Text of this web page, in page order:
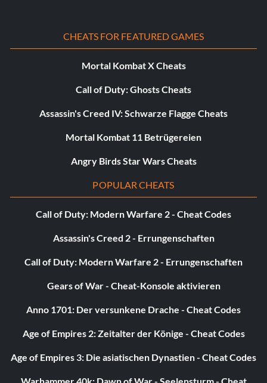
CHEATS FOR FEATURED GAMES
Mortal Kombat X Cheats
Call of Duty: Ghosts Cheats
Assassin's Creed IV: Schwarze Flagge Cheats
Mortal Kombat 11 Betrügereien
Angry Birds Star Wars Cheats
POPULAR CHEATS
Call of Duty: Modern Warfare 2 - Cheat Codes
Assassin's Creed 2 - Errungenschaften
Call of Duty: Modern Warfare 2 - Errungenschaften
Gears of War - Cheat-Konsole aktivieren
Anno 1701: Der versunkene Drache - Cheat Codes
Age of Empires 2: Zeitalter der Könige - Cheat Codes
Age of Empires 3: Die asiatischen Dynastien - Cheat Codes